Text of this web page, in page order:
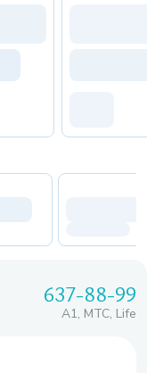
637-88-99
A1, МТС, Life